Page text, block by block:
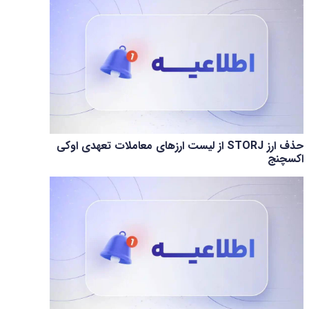
حذف ارز STORJ از لیست ارزهای معاملات تعهدی اوکی
اکسچنج